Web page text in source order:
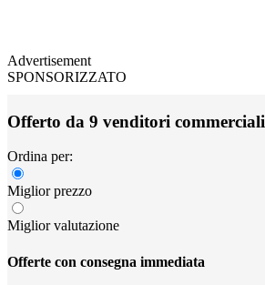
Advertisement
SPONSORIZZATO
Offerto da 9 venditori commerciali
Ordina per:
Miglior prezzo
Miglior valutazione
Offerte con consegna immediata